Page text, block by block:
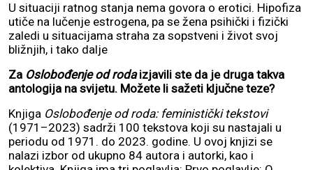
U situaciji ratnog stanja nema govora o erotici. Hipofiza
utiče na lučenje estrogena, pa se žena psihički i fizički
zaledi u situacijama straha za sopstveni i život svoj
bližnjih, i tako dalje
Za Oslobođenje od rodaizjavili ste da je druga takva
antologija na svijetu. Možete li sažeti ključne teze?
Knjiga Oslobođenje od roda: feministički tekstovi
(1971–2023) sadrži 100 tekstova koji su nastajali u
periodu od 1971. do 2023. godine. U ovoj knjizi se
nalazi izbor od ukupno 84 autora i autorki, kao i